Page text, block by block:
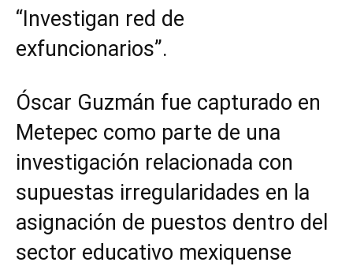
“Investigan red de
exfuncionarios”.
Óscar Guzmán fue capturado en
Metepec como parte de una
investigación relacionada con
supuestas irregularidades en la
asignación de puestos dentro del
sector educativo mexiquense